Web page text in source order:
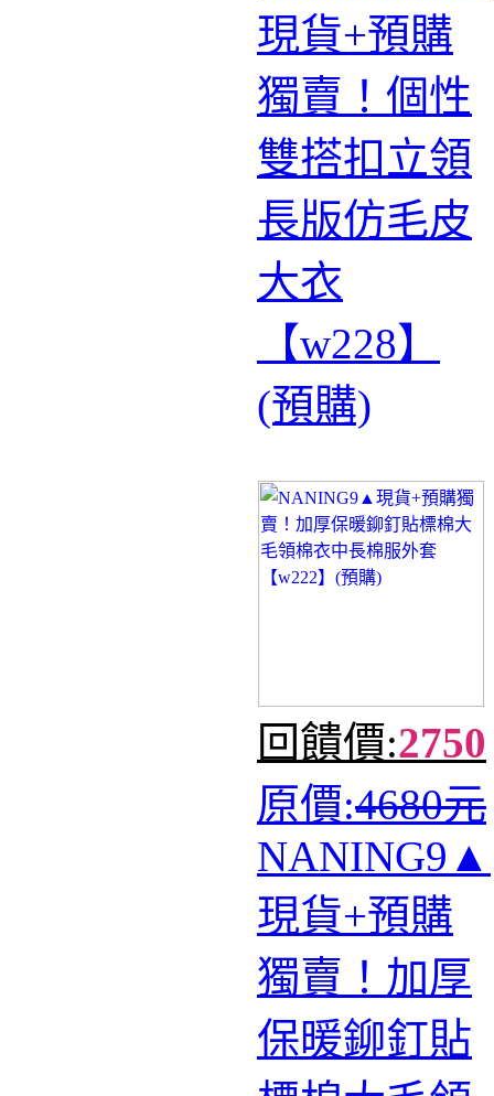
現貨+預購
獨賣！個性
雙搭扣立領
長版仿毛皮
大衣
【w228】
(預購)
回饋價:2750
原價:4680元
NANING9▲
現貨+預購
獨賣！加厚
保暖鉚釘貼